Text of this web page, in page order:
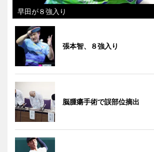
早田が８強入り
張本智、８強入り
脳腫瘍手術で誤部位摘出